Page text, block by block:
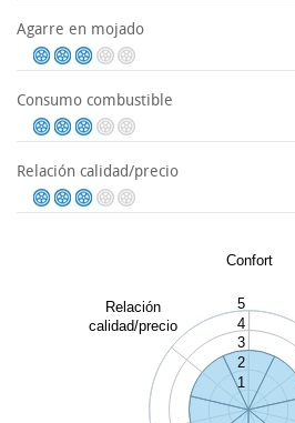
Agarre en mojado
Consumo combustible
Relación calidad/precio
Confort
Relación
calidad/precio
1
2
3
4
5